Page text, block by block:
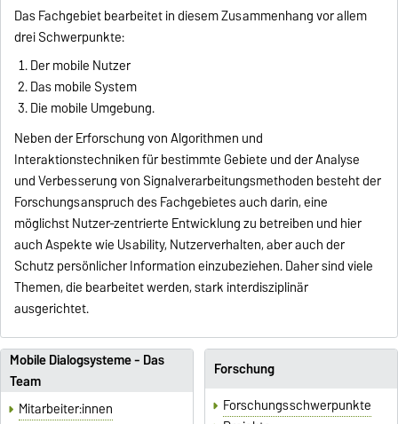
Das Fachgebiet bearbeitet in diesem Zusammenhang vor allem
drei Schwerpunkte:
Der mobile Nutzer
Das mobile System
Die mobile Umgebung.
Neben der Erforschung von Algorithmen und
Interaktionstechniken für bestimmte Gebiete und der Analyse
und Verbesserung von Signalverarbeitungsmethoden besteht der
Forschungsanspruch des Fachgebietes auch darin, eine
möglichst Nutzer-zentrierte Entwicklung zu betreiben und hier
auch Aspekte wie Usability, Nutzerverhalten, aber auch der
Schutz persönlicher Information einzubeziehen. Daher sind viele
Themen, die bearbeitet werden, stark interdisziplinär
ausgerichtet.
Mobile Dialogsysteme - Das
Team
Mitarbeiter:innen
Forschung
Forschungsschwerpunkte